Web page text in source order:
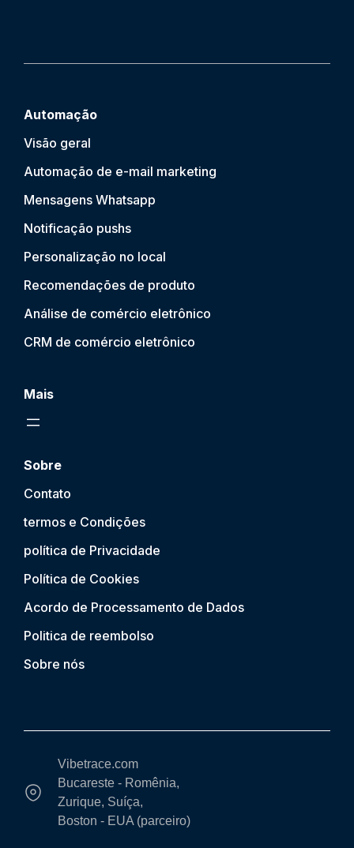
Automação
Visão geral
Automação de e-mail marketing
Mensagens Whatsapp
Notificação pushs
Personalização no local
Recomendações de produto
Análise de comércio eletrônico
CRM de comércio eletrônico
Mais
Sobre
Contato
termos e Condições
política de Privacidade
Política de Cookies
Acordo de Processamento de Dados
Politica de reembolso
Sobre nós
Vibetrace.com
Bucareste - Romênia,
Zurique, Suíça,
Boston - EUA (parceiro)